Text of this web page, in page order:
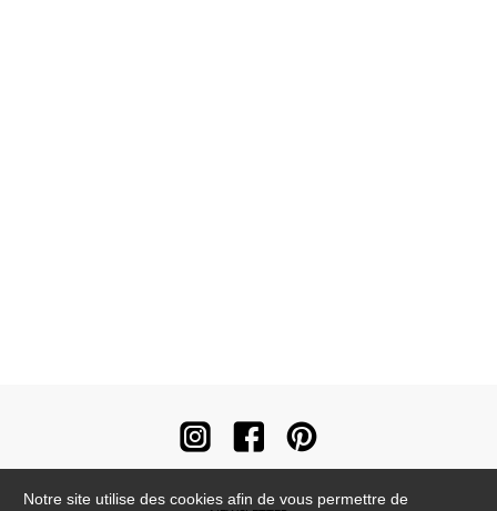
Notre site utilise des cookies afin de vous permettre de